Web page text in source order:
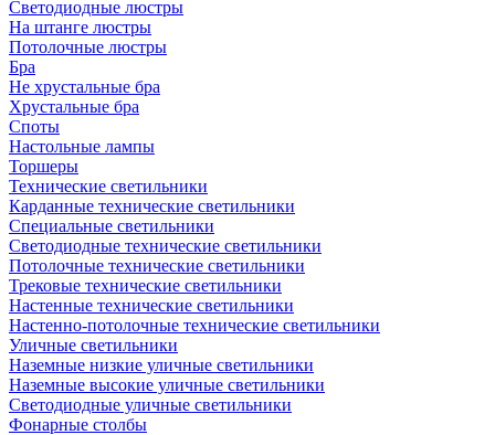
Светодиодные люстры
На штанге люстры
Потолочные люстры
Бра
Не хрустальные бра
Хрустальные бра
Споты
Настольные лампы
Торшеры
Технические светильники
Карданные технические светильники
Специальные светильники
Светодиодные технические светильники
Потолочные технические светильники
Трековые технические светильники
Настенные технические светильники
Настенно-потолочные технические светильники
Уличные светильники
Наземные низкие уличные светильники
Наземные высокие уличные светильники
Светодиодные уличные светильники
Фонарные столбы